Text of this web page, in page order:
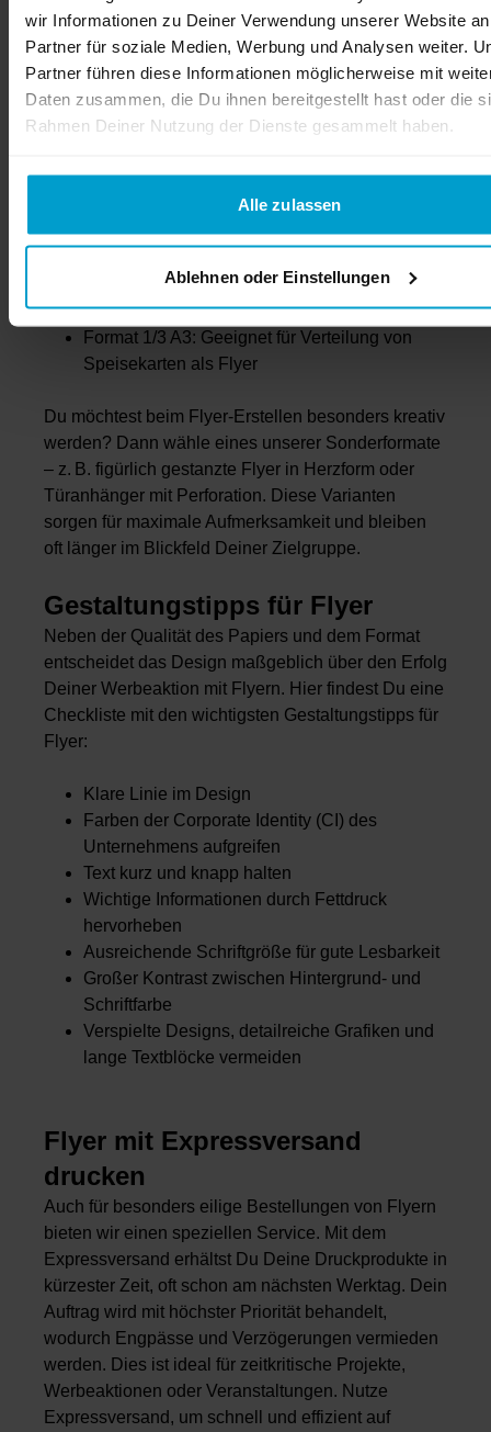
wir Informationen zu Deiner Verwendung unserer Website
Partner für soziale Medien, Werbung und Analysen weiter.
Partner führen diese Informationen möglicherweise mit
Daten zusammen, die Du ihnen bereitgestellt hast oder die
Rahmen Deiner Nutzung der Dienste gesammelt haben.
Alle zulassen
Ablehnen oder Einstellungen
nach dem geeigneten Format für das Erstellen von
Flyern suchen, kannst Du Dich von den
Auswahlmöglichkeiten unserer Online Druckerei
inspirieren lassen. Hier sind ein paar
Orientierungspunkt:
DIN lang Format: Klassischer Flyer für
Einladungen oder Gutscheine und bietet
ausreichend Platz für Bild und Text
als Hinweis auf Rabattaktionen und entspricht
der Größe einer klassischen Postkarte
Format 1/3 A3: Geeignet für Verteilung von
Speisekarten als Flyer
Du möchtest beim Flyer-Erstellen besonders kreativ
werden? Dann wähle eines unserer Sonderformate
– z. B. figürlich gestanzte Flyer in Herzform oder
Türanhänger mit Perforation. Diese Varianten
sorgen für maximale Aufmerksamkeit und bleiben
oft länger im Blickfeld Deiner Zielgruppe.
Gestaltungstipps für Flyer
Neben der Qualität des Papiers und dem Format
entscheidet das Design maßgeblich über den Erfolg
Deiner Werbeaktion mit Flyern. Hier findest Du eine
Checkliste mit den wichtigsten Gestaltungstipps für
Flyer:
Klare Linie im Design
Farben der Corporate Identity (CI) des
Unternehmens aufgreifen
Text kurz und knapp halten
Wichtige Informationen durch Fettdruck
hervorheben
Ausreichende Schriftgröße für gute Lesbarkeit
Großer Kontrast zwischen Hintergrund- und
Schriftfarbe
Verspielte Designs, detailreiche Grafiken und
lange Textblöcke vermeiden
Flyer mit Expressversand
drucken
Auch für besonders eilige Bestellungen von Flyern
bieten wir einen speziellen Service. Mit dem
Expressversand erhältst Du Deine Druckprodukte in
kürzester Zeit, oft schon am nächsten Werktag. Dein
Auftrag wird mit höchster Priorität behandelt,
wodurch Engpässe und Verzögerungen vermieden
werden. Dies ist ideal für zeitkritische Projekte,
Werbeaktionen oder Veranstaltungen. Nutze
Expressversand, um schnell und effizient auf